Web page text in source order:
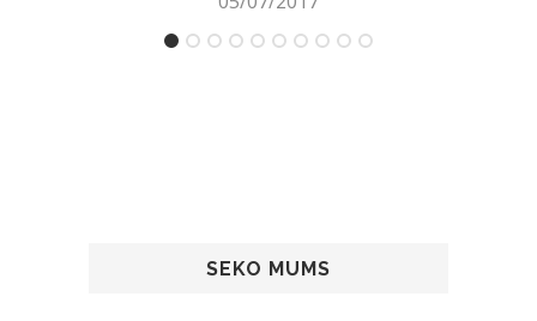
SEKO MUMS